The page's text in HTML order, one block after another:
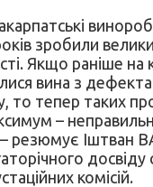
зробили
Якщо раніше на
вина з
то тепер таких
–
резюмує Іштван
комісій.